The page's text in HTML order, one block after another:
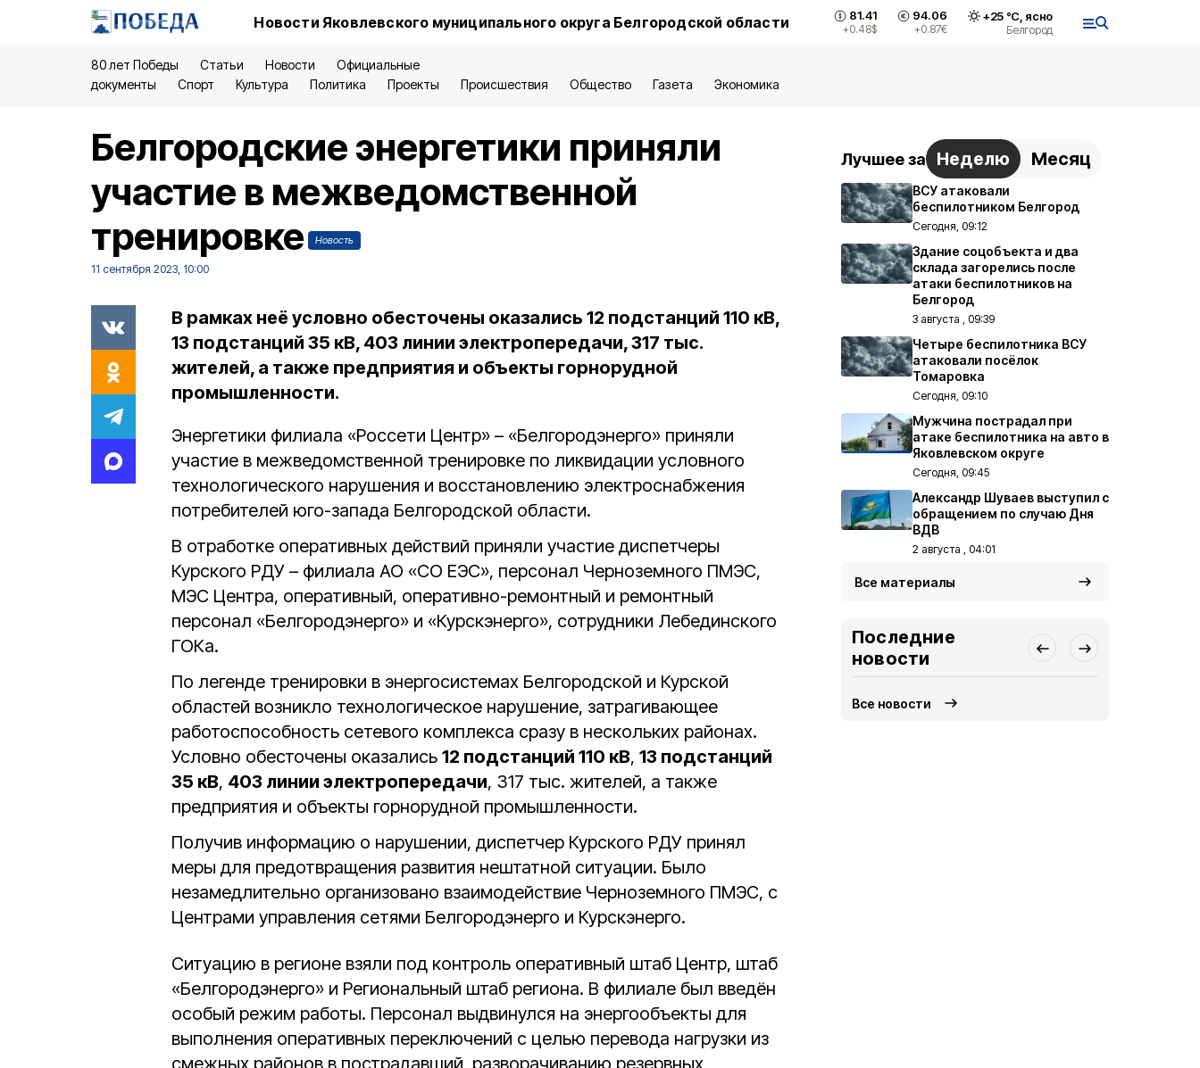
Новости Яковлевского муниципального округа Белгородской области 81.41
+0.48$
94.06
+0.87€
+25°С, ясно
Белгород
80 лет Победы Статьи Новости
Официальные
документы
Спорт Культура Политика Проекты Происшествия Общество Газета Экономика
Белгородские энергетики приняли
участие в межведомственной
тренировке
Новость
11 сентября 2023, 10:00
В рамках неё условно обесточены оказались 12 подстанций 110 кВ,
13 подстанций 35 кВ, 403 линии электропередачи, 317 тыс.
жителей, а также предприятия и объекты горнорудной
промышленности.
Энергетики филиала «Россети Центр» – «Белгородэнерго» приняли
участие в межведомственной тренировке по ликвидации условного
технологического нарушения и восстановлению электроснабжения
потребителей юго-запада Белгородской области.
В отработке оперативных действий приняли участие диспетчеры
Курского РДУ – филиала АО «СО ЕЭС», персонал Черноземного ПМЭС,
МЭС Центра, оперативный, оперативно-ремонтный и ремонтный
персонал «Белгородэнерго» и «Курскэнерго», сотрудники Лебединского
ГОКа.
По легенде тренировки в энергосистемах Белгородской и Курской
областей возникло технологическое нарушение, затрагивающее
работоспособность сетевого комплекса сразу в нескольких районах.
Условно обесточены оказались 12 подстанций 110 кВ, 13 подстанций
35 кВ, 403 линии электропередачи, 317 тыс. жителей, а также
предприятия и объекты горнорудной промышленности.
Получив информацию о нарушении, диспетчер Курского РДУ принял
меры для предотвращения развития нештатной ситуации. Было
незамедлительно организовано взаимодействие Черноземного ПМЭС, с
Центрами управления сетями Белгородэнерго и Курскэнерго.
Ситуацию в регионе взяли под контроль оперативный штаб Центр, штаб
«Белгородэнерго» и Региональный штаб региона. В филиале был введён
особый режим работы. Персонал выдвинулся на энергообъекты для
выполнения оперативных переключений с целью перевода нагрузки из
смежных районов в пострадавший, разворачиванию резервных
Лучшее за Неделю Месяц
ВСУ атаковали
беспилотником Белгород
Сегодня, 09:12
Здание соцобъекта и два
склада загорелись после
атаки беспилотников на
Белгород
3 августа , 09:39
Четыре беспилотника ВСУ
атаковали посёлок
Томаровка
Сегодня, 09:10
Мужчина пострадал при
атаке беспилотника на авто в
Яковлевском округе
Сегодня, 09:45
Александр Шуваев выступил с
обращением по случаю Дня
ВДВ
2 августа , 04:01
Все материалы
Последние
новости
Все новости